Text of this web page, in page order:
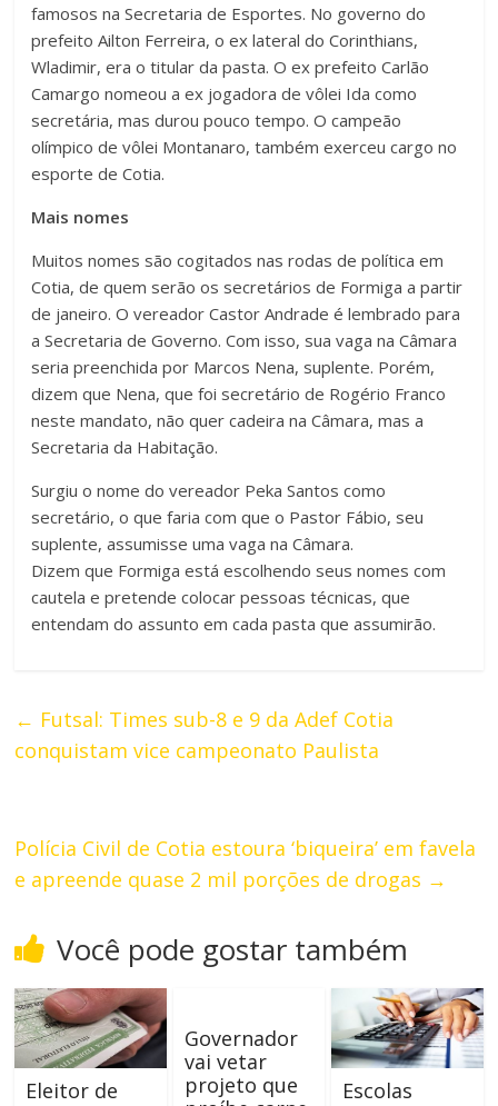
famosos na Secretaria de Esportes. No governo do
prefeito Ailton Ferreira, o ex lateral do Corinthians,
Wladimir, era o titular da pasta. O ex prefeito Carlão
Camargo nomeou a ex jogadora de vôlei Ida como
secretária, mas durou pouco tempo. O campeão
olímpico de vôlei Montanaro, também exerceu cargo no
esporte de Cotia.
Mais nomes
Muitos nomes são cogitados nas rodas de política em
Cotia, de quem serão os secretários de Formiga a partir
de janeiro. O vereador Castor Andrade é lembrado para
a Secretaria de Governo. Com isso, sua vaga na Câmara
seria preenchida por Marcos Nena, suplente. Porém,
dizem que Nena, que foi secretário de Rogério Franco
neste mandato, não quer cadeira na Câmara, mas a
Secretaria da Habitação.
Surgiu o nome do vereador Peka Santos como
secretário, o que faria com que o Pastor Fábio, seu
suplente, assumisse uma vaga na Câmara.
Dizem que Formiga está escolhendo seus nomes com
cautela e pretende colocar pessoas técnicas, que
entendam do assunto em cada pasta que assumirão.
← Futsal: Times sub-8 e 9 da Adef Cotia
conquistam vice campeonato Paulista
Polícia Civil de Cotia estoura ‘biqueira’ em favela
e apreende quase 2 mil porções de drogas →
Você pode gostar também
Eleitor de
Governador
vai vetar
projeto que
Escolas